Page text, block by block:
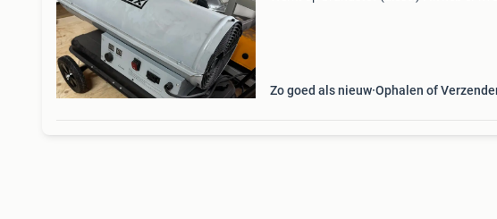
Zo goed als nieuw Ophalen of